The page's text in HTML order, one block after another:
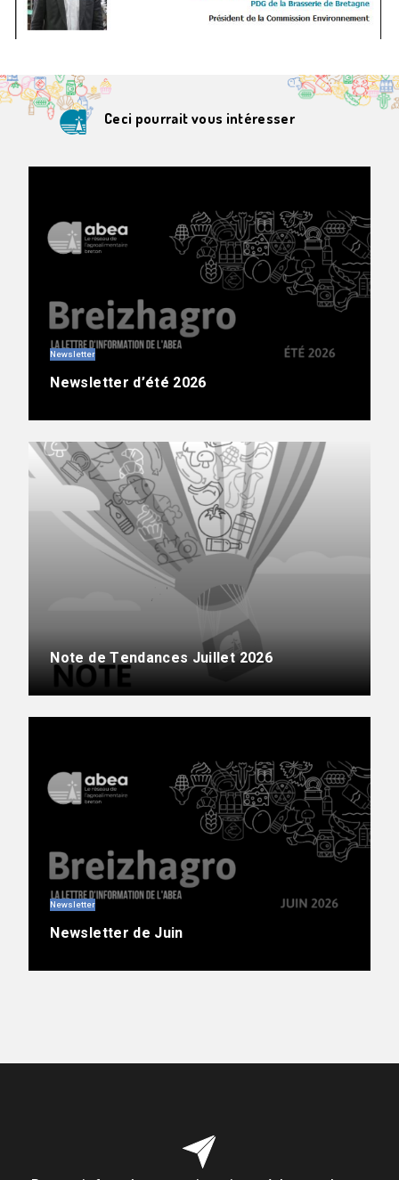
Ceci pourrait vous intéresser
Newsletter
Newsletter d’été 2026
Note de Tendances Juillet 2026
Newsletter
Newsletter de Juin